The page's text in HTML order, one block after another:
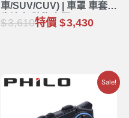
車/SUV/CUV) | 車罩 車套
牛津布 防盜車罩
3,610特價 3,430
Sale!